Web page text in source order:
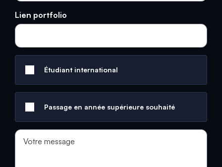
Lien portfolio
Étudiant international
Passage en année supérieure souhaité